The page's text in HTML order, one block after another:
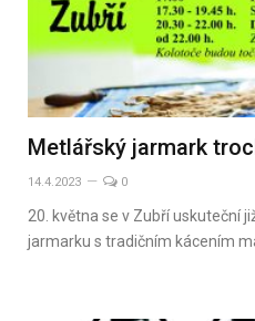
Metlářský jarmark
14.4.2023 0
20. května se v Zubří uskuteční
jarmarku s tradičním kácením